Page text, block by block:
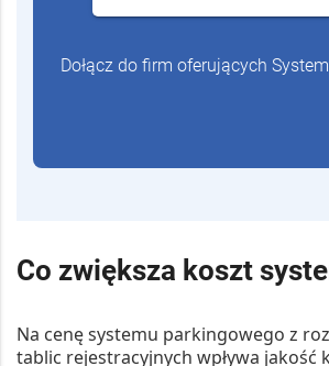
Dołącz do firm oferujących
Co zwiększa koszt
Na cenęsystemu parkingowego z
tablic rejestracyjnych wpływa jakość